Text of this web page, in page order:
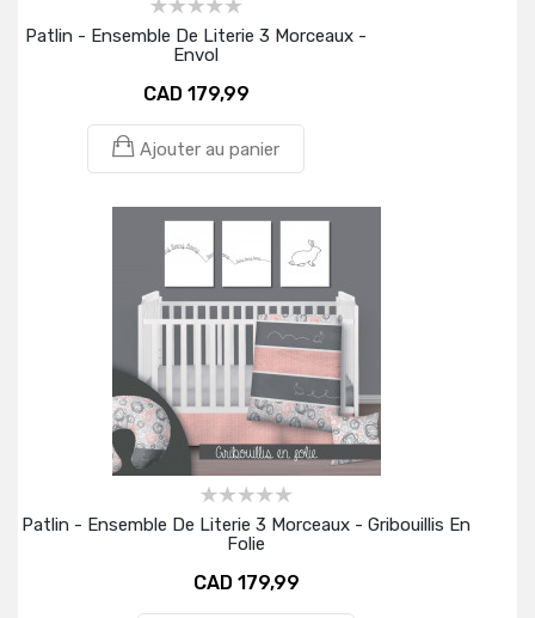
Patlin - Ensemble De Literie 3 Morceaux -
Envol
CAD 179,99
Ajouter au panier
Patlin - Ensemble De Literie 3 Morceaux - Gribouillis En
Folie
CAD 179,99